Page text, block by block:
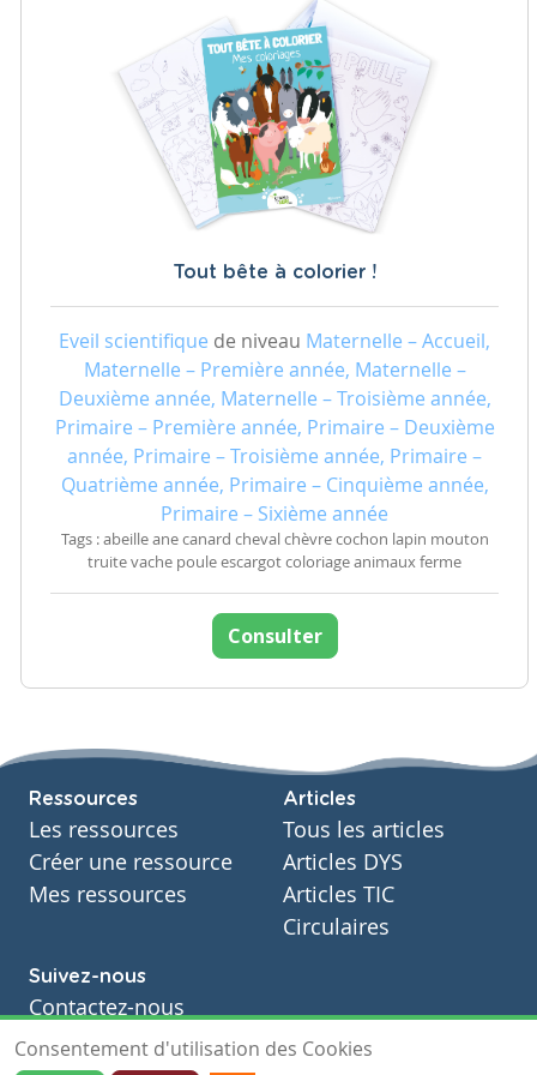
Tout bête à colorier !
Eveil scientifique de niveau Maternelle – Accueil,
Maternelle – Première année, Maternelle –
Deuxième année, Maternelle – Troisième année,
Primaire – Première année, Primaire – Deuxième
année, Primaire – Troisième année, Primaire –
Quatrième année, Primaire – Cinquième année,
Primaire – Sixième année
Tags : abeille ane canard cheval chèvre cochon lapin mouton
truite vache poule escargot coloriage animaux ferme
Consulter
Ressources
Les ressources
Créer une ressource
Mes ressources
Articles
Tous les articles
Articles DYS
Articles TIC
Circulaires
Suivez-nous
Contactez-nous
Soutien scolaire
Consentement d'utilisation des Cookies